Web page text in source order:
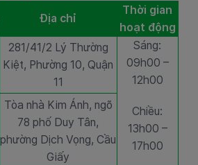
Địa chỉ
Thời gian
hoạt động
281/41/2 Lý Thường
Kiệt, Phường 10, Quận
11
Sáng:
09h00 –
12h00
Chiều:
13h00 –
17h00
Tòa nhà Kim Ánh, ngõ
78 phố Duy Tân,
phường Dịch Vọng, Cầu
Giấy